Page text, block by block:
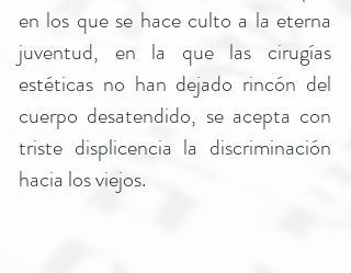
en los que se hace culto a la eterna
juventud, en la que las cirugías
estéticas no han dejado rincón del
cuerpo desatendido, se acepta con
triste displicencia la discriminación
hacia los viejos.